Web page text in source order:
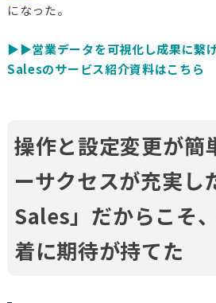
になった。
▶️▶️営業データを可視化し成果に繋
Salesのサービス紹介資料はこちら
操作と設定変更が簡
ーサクセスが充実
Sales」だからこそ
着に期待が持てた